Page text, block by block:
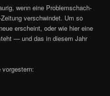
wenn eine Problemschach-
verschwindet. Um so
erscheint, oder wie hier eine
— und das in diesem Jahr
vorgestern: